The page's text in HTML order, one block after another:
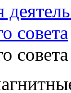
совета